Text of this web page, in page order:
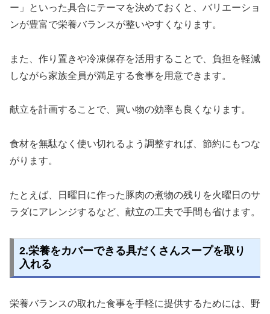
ー」といった具合にテーマを決めておくと、バリエーショ
ンが豊富で栄養バランスが整いやすくなります。
また、作り置きや冷凍保存を活用することで、負担を軽減
しながら家族全員が満足する食事を用意できます。
献立を計画することで、買い物の効率も良くなります。
食材を無駄なく使い切れるよう調整すれば、節約にもつな
がります。
たとえば、日曜日に作った豚肉の煮物の残りを火曜日のサ
ラダにアレンジするなど、献立の工夫で手間も省けます。
2.栄養をカバーできる具だくさんスープを取り
入れる
栄養バランスの取れた食事を手軽に提供するためには、野